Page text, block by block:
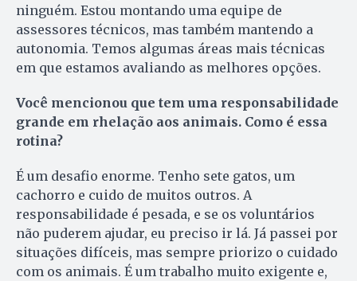
ninguém. Estou montando uma equipe de
assessores técnicos, mas também mantendo a
autonomia. Temos algumas áreas mais técnicas
em que estamos avaliando as melhores opções.
Você mencionou que tem uma responsabilidade
grande em rhelação aos animais. Como é essa
rotina?
É um desafio enorme. Tenho sete gatos, um
cachorro e cuido de muitos outros. A
responsabilidade é pesada, e se os voluntários
não puderem ajudar, eu preciso ir lá. Já passei por
situações difíceis, mas sempre priorizo o cuidado
com os animais. É um trabalho muito exigente e,